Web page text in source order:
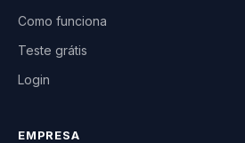
Como funciona
Teste grátis
Login
EMPRESA